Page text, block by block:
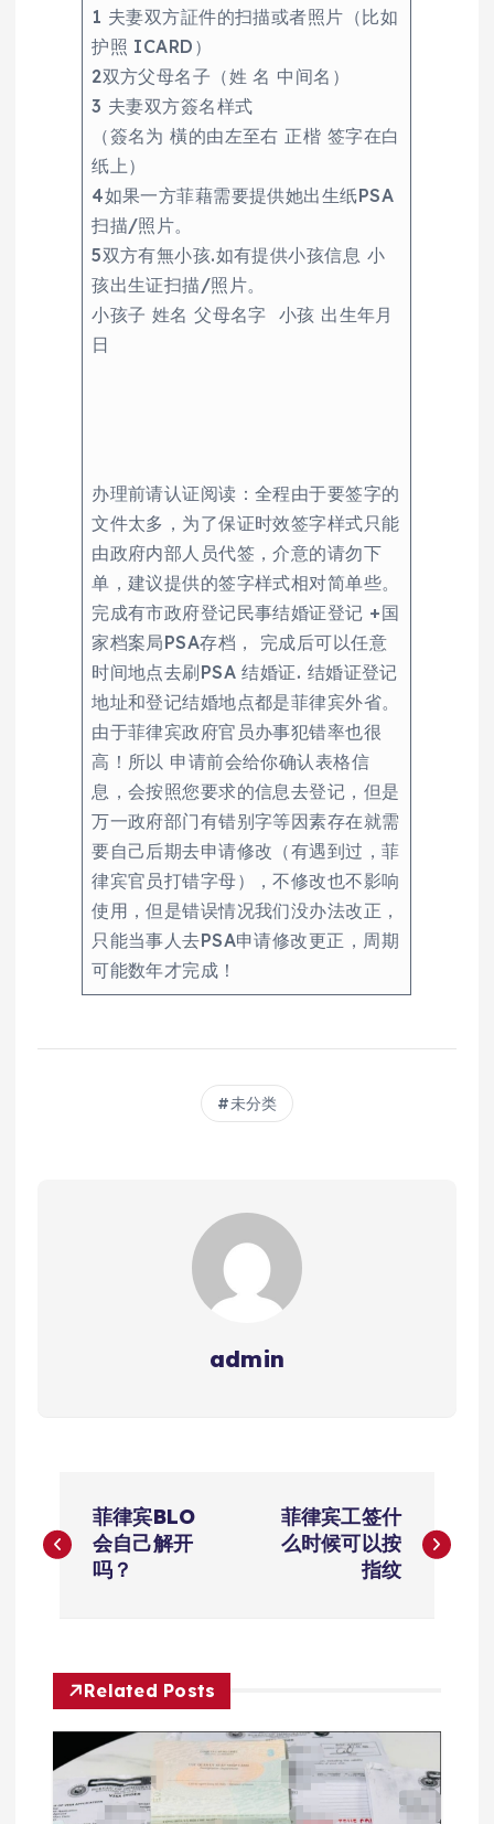
1 夫妻双方証件的扫描或者照片（比如
护照 ICARD）
2双方父母名子（姓 名 中间名）
3 夫妻双方簽名样式
（簽名为 橫的由左至右 正楷 签字在白
纸上）
4如果一方菲藉需要提供她出生纸PSA
扫描/照片。
5双方有無小孩.如有提供小孩信息 小
孩出生证扫描/照片。
小孩子 姓名 父母名字 小孩 出生年月
日
办理前请认证阅读：全程由于要签字的
文件太多，为了保证时效签字样式只能
由政府内部人员代签，介意的请勿下
单，建议提供的签字样式相对简单些。
完成有市政府登记民事结婚证登记 +国
家档案局PSA存档， 完成后可以任意
时间地点去刷PSA 结婚证. 结婚证登记
地址和登记结婚地点都是菲律宾外省。
由于菲律宾政府官员办事犯错率也很
高！所以 申请前会给你确认表格信
息，会按照您要求的信息去登记，但是
万一政府部门有错别字等因素存在就需
要自己后期去申请修改（有遇到过，菲
律宾官员打错字母），不修改也不影响
使用，但是错误情况我们没办法改正，
只能当事人去PSA申请修改更正，周期
可能数年才完成！
未分类
admin
章
航
菲律宾BLO
会自己解开
吗？
菲律宾工签什
么时候可以按
指纹
Related Posts